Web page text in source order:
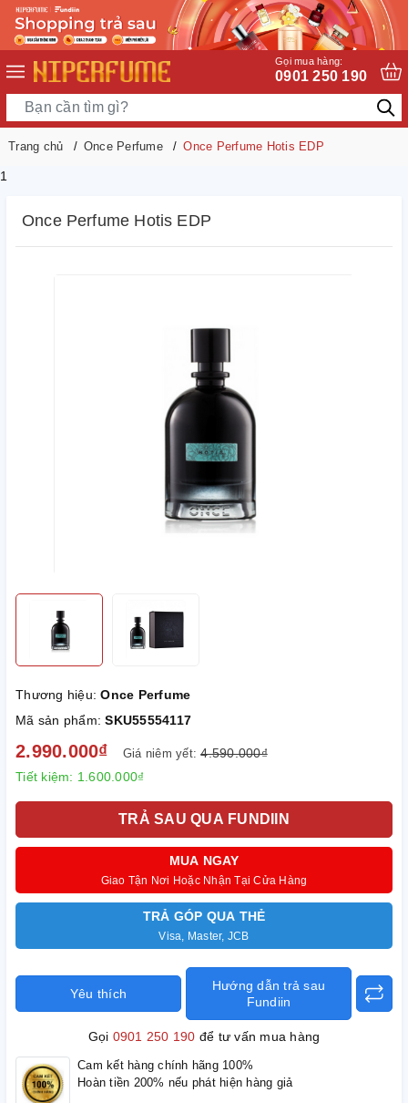
Gọi mua hàng:
0901 250 190
Trang chủ Once Perfume Once Perfume Hotis EDP
1
Once Perfume Hotis EDP
Thương hiệu:Once Perfume
Mã sản phẩm:SKU55554117
2.990.000₫ Giá niêm yết:4.590.000₫
Tiết kiệm: 1.600.000₫
TRẢ SAU QUA FUNDIIN
MUA NGAY
Giao Tận Nơi Hoặc Nhận Tại Cửa Hàng
TRẢ GÓP QUA THẺ
Visa, Master, JCB
Yêu thích
Hướng dẫn trả sau
Fundiin
Gọi 0901 250 190 để tư vấn mua hàng
Cam kết hàng chính hãng 100%
Hoàn tiền 200% nếu phát hiện hàng giả